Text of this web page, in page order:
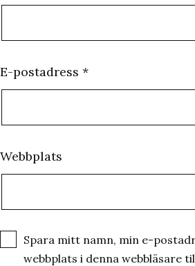
E-postadress *
Webbplats
Spara mitt namn, min e-
webbplats i denna webbläsare